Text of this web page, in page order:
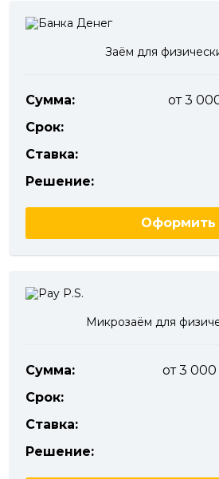
Заём для
Сумма:
от 3
Срок:
Ставка:
Решение:
Оформить
Микрозаём для
Сумма:
от 3
Срок:
Ставка:
Решение: